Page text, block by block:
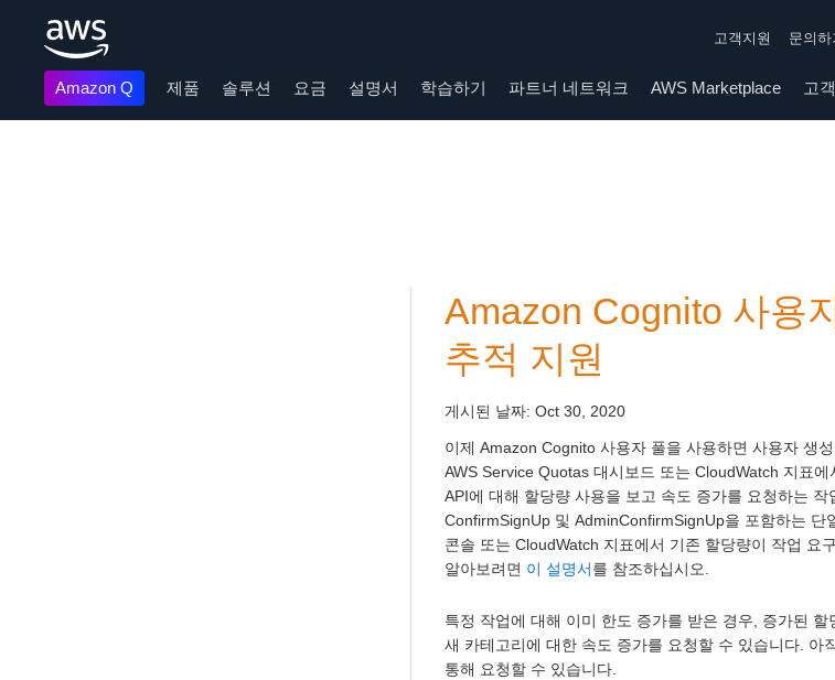
고객지원 문의하
Amazon Q 제품 솔루션 요금 설명서 학습하기 파트너 네트워크 AWS Marketplace 고
Amazon Cognito 사용
추적 지원
게시된 날짜: Oct 30, 2020
이제 Amazon Cognito 사용자 풀을 사용하면 사용자 생
AWS Service Quotas 대시보드 또는 CloudWatch 지표
API에 대해 할당량 사용을 보고 속도 증가를 요청하는
ConfirmSignUp 및 AdminConfirmSignUp을 포함하는
콘솔 또는 CloudWatch 지표에서 기존 할당량이 작업 요
알아보려면 이 설명서를 참조하십시오.
특정 작업에 대해 이미 한도 증가를 받은 경우, 증가된
새 카테고리에 대한 속도 증가를 요청할 수 있습니다.
통해 요청할 수 있습니다.